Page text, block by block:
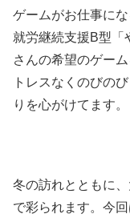
ゲームがお仕事に
就労継続支援B型「
さんの希望のゲー
トレスなくのびの
りを心がけてます。
冬の訪れとともに
で彩られます。今